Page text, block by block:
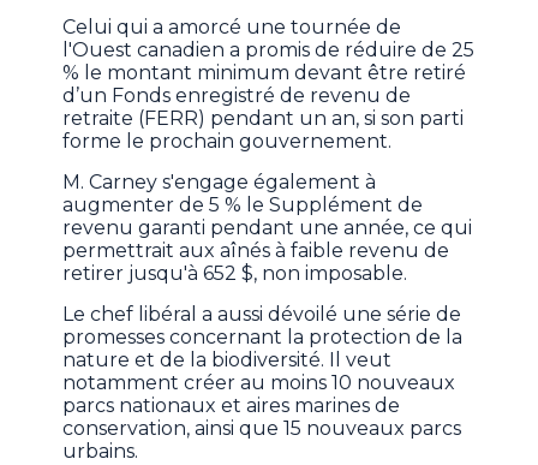
Celui qui a amorcé une tournée de
l'Ouest canadien a promis de réduire de 25
% le montant minimum devant être retiré
d’un Fonds enregistré de revenu de
retraite (FERR) pendant un an, si son parti
forme le prochain gouvernement.
M. Carney s'engage également à
augmenter de 5 % le Supplément de
revenu garanti pendant une année, ce qui
permettrait aux aînés à faible revenu de
retirer jusqu'à 652 $, non imposable.
Le chef libéral a aussi dévoilé une série de
promesses concernant la protection de la
nature et de la biodiversité. Il veut
notamment créer au moins 10 nouveaux
parcs nationaux et aires marines de
conservation, ainsi que 15 nouveaux parcs
urbains.